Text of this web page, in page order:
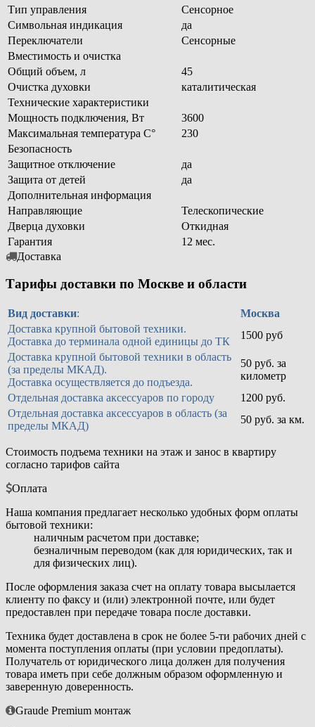
Тип управления
Сенсорное
Символьная индикация
да
Переключатели
Сенсорные
Вместимость и очистка
Общий объем, л
45
Очистка духовки
каталитическая
Технические характеристики
Мощность подключения, Вт
3600
Максимальная температура C°
230
Безопасность
Защитное отключение
да
Защита от детей
да
Дополнительная информация
Направляющие
Телескопические
Дверца духовки
Откидная
Гарантия
12 мес.
Доставка
Тарифы доставки по Москве и области
Вид доставки:
Москва
Доставка крупной бытовой техники.
Доставка до терминала одной единицы до ТК
1500 руб
Доставка крупной бытовой техники в область
(за пределы МКАД).
Доставка осуществляется до подъезда.
50 руб. за
километр
Отдельная доставка аксессуаров по городу
1200 руб.
Отдельная доставка аксессуаров в область (за
пределы МКАД)
50 руб. за км.
Стоимость подъема техники на этаж и занос в квартиру
согласно тарифов сайта
Оплата
Наша компания предлагает несколько удобных форм оплаты
бытовой техники:
наличным расчетом при доставке;
безналичным переводом (как для юридических, так и
для физических лиц).
После оформления заказа счет на оплату товара высылается
клиенту по факсу и (или) электронной почте, или будет
предоставлен при передаче товара после доставки.
Техника будет доставлена в срок не более 5-ти рабочих дней с
момента поступления оплаты (при условии предоплаты).
Получатель от юридического лица должен для получения
товара иметь при себе должным образом оформленную и
заверенную доверенность.
Graude Premium монтаж